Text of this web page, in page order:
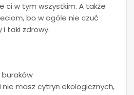
ci w tym wszystkim. A także
bo w ogóle nie czuć
i taki zdrowy.
nie masz cytryn ekologicznych,